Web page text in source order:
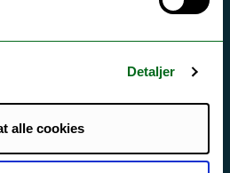
Detaljer
alle cookies
og personvern